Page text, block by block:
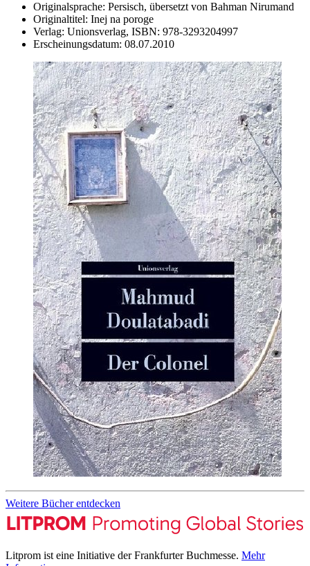
Originalsprache: Persisch, übersetzt von Bahman Nirumand
Originaltitel: Inej na poroge
Verlag: Unionsverlag, ISBN: 978-3293204997
Erscheinungsdatum: 08.07.2010
Weitere Bücher entdecken
Litprom ist eine Initiative der Frankfurter Buchmesse. Mehr